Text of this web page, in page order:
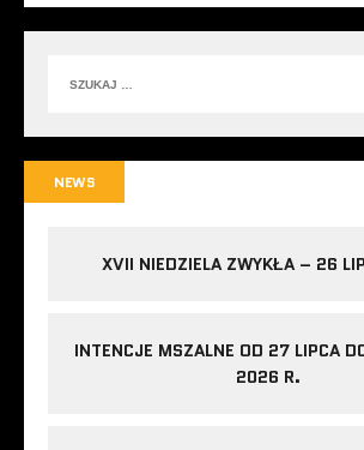
NEWS
XVII NIEDZIELA ZWYKŁA – 26
INTENCJE MSZALNE OD 27 LIPCA
2026 R.